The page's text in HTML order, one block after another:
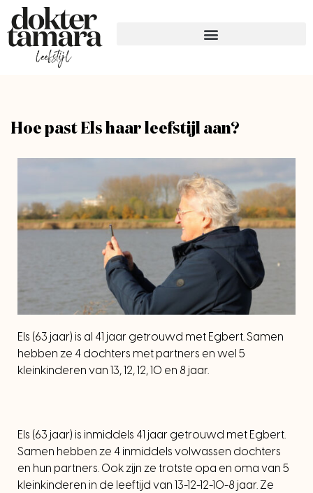
Hoe past Els haar leefstijl aan?
Els (63 jaar) is al 41 jaar getrouwd met Egbert. Samen
hebben ze 4 dochters met partners en wel 5
kleinkinderen van 13, 12, 12, 10 en 8 jaar.
Els (63 jaar) is inmiddels 41 jaar getrouwd met Egbert.
Samen hebben ze 4 inmiddels volwassen dochters
en hun partners. Ook zijn ze trotste opa en oma van 5
kleinkinderen in de leeftijd van 13-12-12-10-8 jaar. Ze